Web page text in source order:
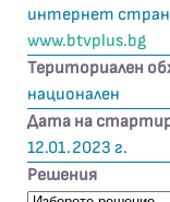
интернет
www.btvplus.bg
Териториален
национален
Дата на
12.01.2023 г.
Решения